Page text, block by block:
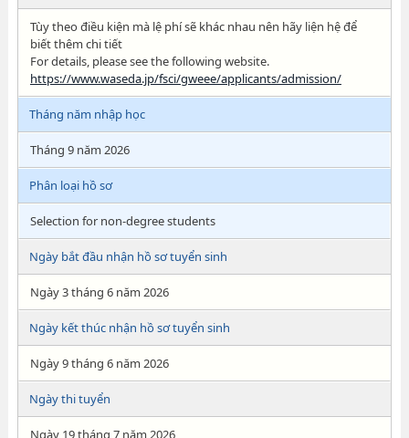
Tùy theo điều kiện mà lệ phí sẽ khác nhau nên hãy liện hệ để
biết thêm chi tiết
For details, please see the following website.
https://www.waseda.jp/fsci/gweee/applicants/admission/
Tháng năm nhập học
Tháng 9 năm 2026
Phân loại hồ sơ
Selection for non-degree students
Ngày bắt đầu nhận hồ sơ tuyển sinh
Ngày 3 tháng 6 năm 2026
Ngày kết thúc nhận hồ sơ tuyển sinh
Ngày 9 tháng 6 năm 2026
Ngày thi tuyển
Ngày 19 tháng 7 năm 2026